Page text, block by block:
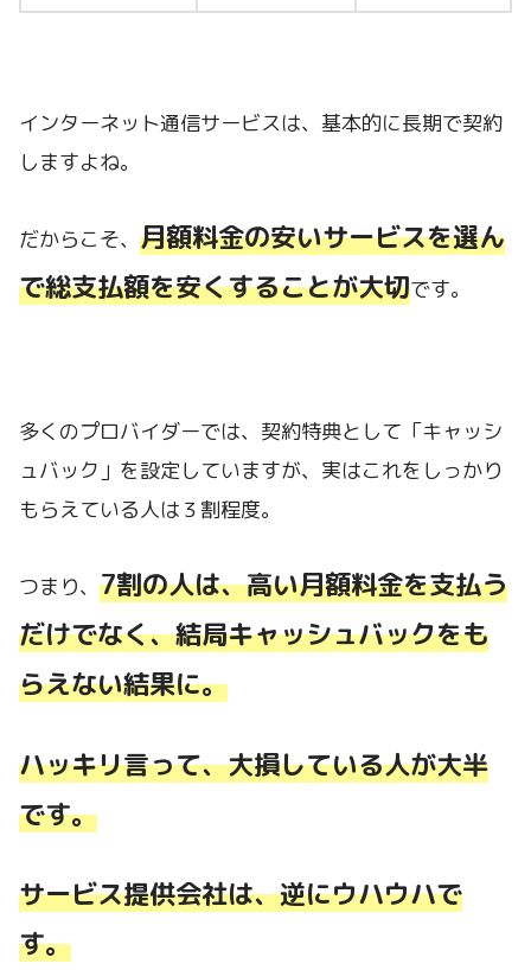
インターネット通信サービスは、基本的に長期で契約
しますよね。
だからこそ、 月額料金の安いサービスを選ん
で総支払額を安くすることが大切です。
多くのプロバイダーでは、契約特典として「キャッシ
ュバック」を設定していますが、実はこれをしっかり
もらえている人は３割程度。
つまり、 7割の人は、高い月額料金を支払う
だけでなく、結局キャッシュバックをも
らえない結果に。
ハッキリ言って、大損している人が大半
です。
サービス提供会社は、逆にウハウハで
す。